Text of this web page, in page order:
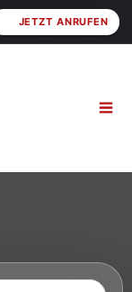
JETZT ANRUFEN